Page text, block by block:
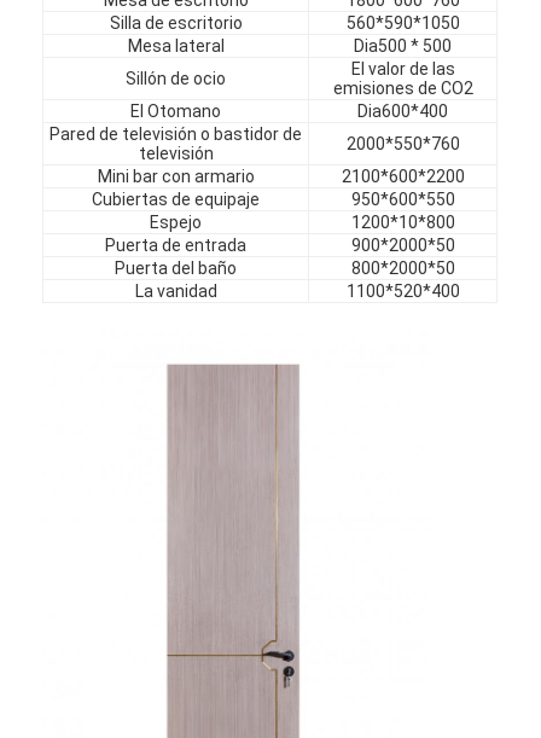
Muebles de hotel
Muebles para villas
Muebles para apartamentos
Muebles para clubes comerciales
Muebles de comedor
Muebles de oficina
Silla de escritorio
560*590*1050
Mesa lateral
Dia500 * 500
Sillón de ocio
El valor de las
emisiones de CO2
El Otomano
Dia600*400
Pared de televisión o bastidor de
televisión
2000*550*760
Mini bar con armario
2100*600*2200
Cubiertas de equipaje
950*600*550
Espejo
1200*10*800
Puerta de entrada
900*2000*50
Puerta del baño
800*2000*50
La vanidad
1100*520*400